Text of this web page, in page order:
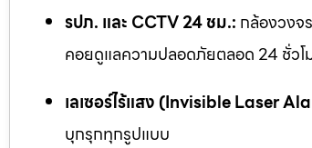
รปภ. และ CCTV 24 ชม.: กล้องวงจ
คอยดูแลความปลอดภัยตลอด 24 ชั่วโ
เลเซอร์ไร้แสง (Invisible Laser
บุกรุกทุกรูปแบบ